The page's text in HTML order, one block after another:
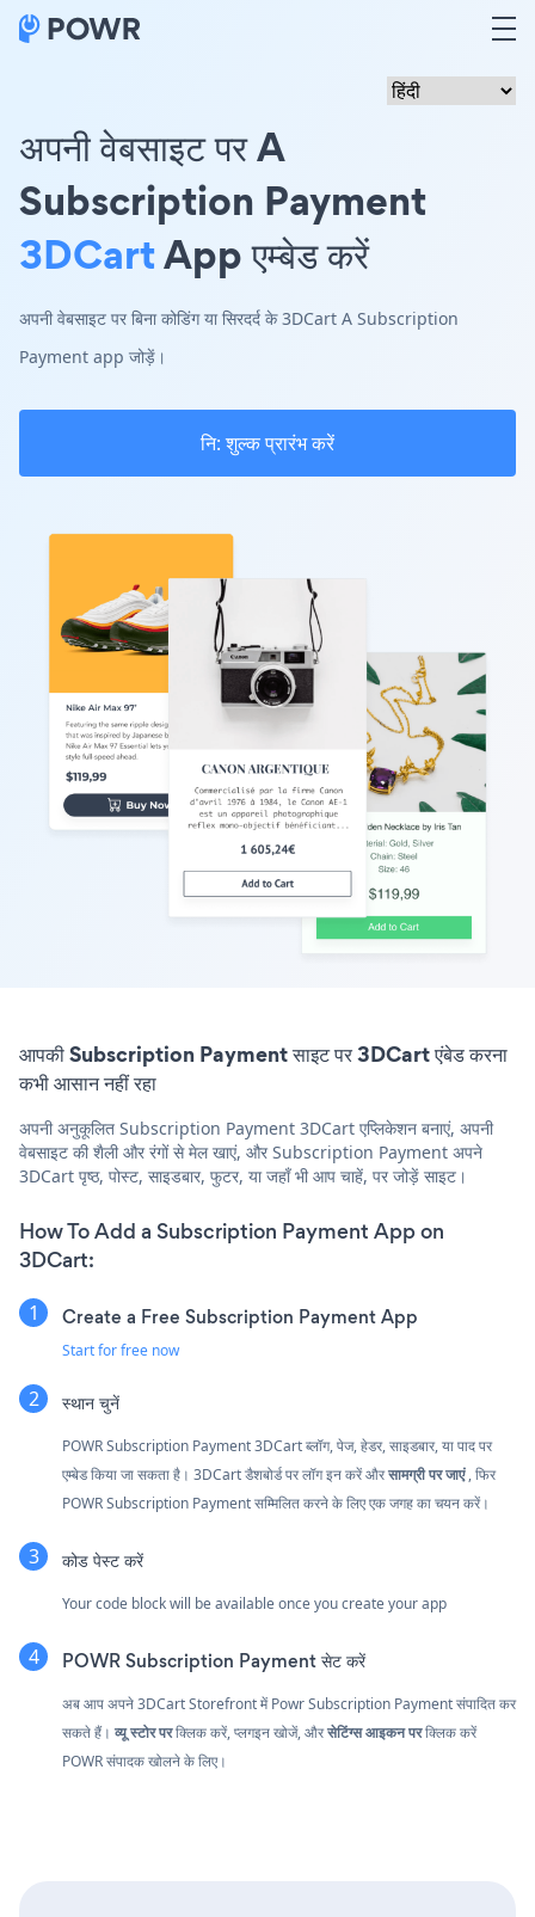
अपनी वेबसाइट पर A
Subscription Payment
3DCartApp एम्बेड करें
अपनी वेबसाइट पर बिना कोडिंग या सिरदर्द के 3DCart A Subscription
Payment app जोड़ें।
नि: शुल्क प्रारंभ करें
आपकी Subscription Payment साइट पर 3DCart एंबेड करना
कभी आसान नहीं रहा
अपनी अनुकूलित Subscription Payment 3DCart एप्लिकेशन बनाएं, अपनी
वेबसाइट की शैली और रंगों से मेल खाएं, और Subscription Payment अपने
3DCart पृष्ठ, पोस्ट, साइडबार, फुटर, या जहाँ भी आप चाहें, पर जोड़ें साइट।
How To Add a Subscription Payment App on
3DCart:
Create a Free Subscription Payment App
Start for free now
स्थान चुनें
POWR Subscription Payment 3DCart ब्लॉग, पेज, हेडर, साइडबार, या पाद पर
एम्बेड किया जा सकता है। 3DCart डैशबोर्ड पर लॉग इन करें औरसामग्री पर जाएं, फिर
POWR Subscription Payment सम्मिलित करने के लिए एक जगह का चयन करें।
कोड पेस्ट करें
Your code block will be available once you create your app
POWR Subscription Payment सेट करें
अब आप अपने 3DCart Storefront में Powr Subscription Payment संपादित कर
सकते हैं। व्यू स्टोर परक्लिक करें, प्लगइन खोजें, औरसेटिंग्स आइकन परक्लिक करें
POWR संपादक खोलने के लिए।